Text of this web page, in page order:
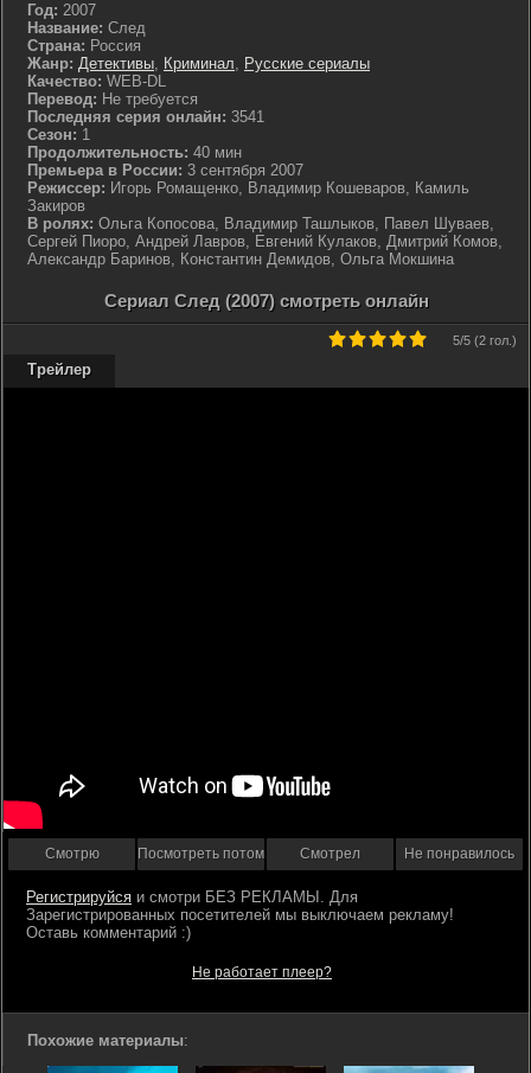
Год: 2007
Название: След
Страна: Россия
Жанр: Детективы, Криминал, Русские сериалы
Качество: WEB-DL
Перевод: Не требуется
Последняя серия онлайн: 3541
Сезон: 1
Продолжительность: 40 мин
Премьера в России: 3 сентября 2007
Режиссер: Игорь Ромащенко, Владимир Кошеваров, Камиль
Закиров
В ролях: Ольга Копосова, Владимир Ташлыков, Павел Шуваев,
Сергей Пиоро, Андрей Лавров, Евгений Кулаков, Дмитрий Комов,
Александр Баринов, Константин Демидов, Ольга Мокшина
Сериал След (2007) смотреть онлайн
5/5 (2 гол. )
Трейлер
Смотрю Посмотреть потом Смотрел Не понравилось
Регистрируйся
Не работает плеер?
Похожие материалы: